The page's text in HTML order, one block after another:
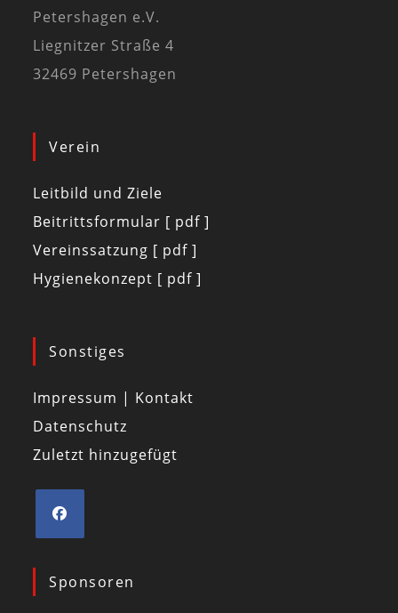
Petershagen e.V.
Liegnitzer Straße 4
32469 Petershagen
Verein
Leitbild und Ziele
Beitrittsformular [ pdf ]
Vereinssatzung [ pdf ]
Hygienekonzept [ pdf ]
Sonstiges
Impressum | Kontakt
Datenschutz
Zuletzt hinzugefügt
Sponsoren